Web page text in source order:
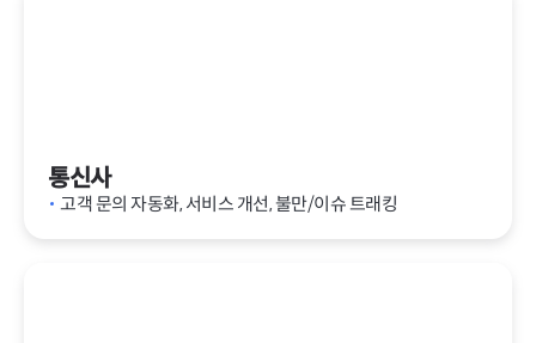
통신사
고객 문의 자동화, 서비스 개선, 불만/이슈 트래킹